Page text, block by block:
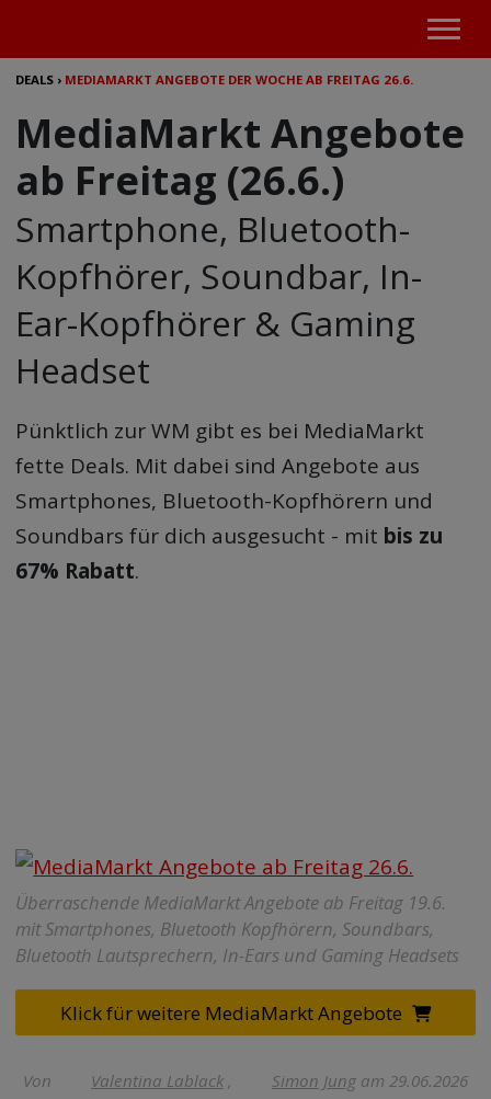
DEALS › MEDIAMARKT ANGEBOTE DER WOCHE AB FREITAG 26.6.
MediaMarkt Angebote
ab Freitag (26.6.)
Smartphone, Bluetooth-
Kopfhörer, Soundbar, In-
Ear-Kopfhörer & Gaming
Headset
Pünktlich zur WM gibt es bei MediaMarkt
fette Deals. Mit dabei sind Angebote aus
Smartphones, Bluetooth-Kopfhörern und
Soundbars für dich ausgesucht - mit bis zu
67% Rabatt.
Überraschende MediaMarkt Angebote ab Freitag 19.6.
mit Smartphones, Bluetooth Kopfhörern, Soundbars,
Bluetooth Lautsprechern, In-Ears und Gaming Headsets
Klick für weitere MediaMarkt Angebote
Von Valentina Lablack Simon Jung am 29.06.2026